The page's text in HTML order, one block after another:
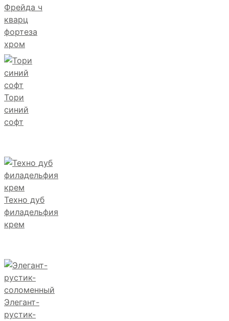
Фрейда ч
кварц
фортеза
хром
Тори
синий
софт
Техно дуб
филадельфия
крем
Элегант-
рустик-